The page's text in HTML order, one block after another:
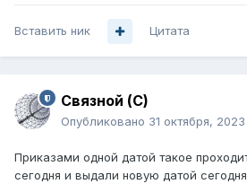
Вставить ник Цитата
Связной (С)
Опубликовано 31 октября, 2023
Приказами одной датой такое
сегодня и выдали новую датой